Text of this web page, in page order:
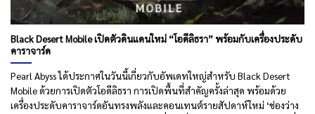
Black Desert Mobile เปิดตัวดินแดนใหม่ “โอดีลิธรา” พร้อมกับเครื่องประดับ
คาราจาร์ด
Pearl Abyss ได้ประกาศในวันนี้เกี่ยวกับอัพเดทใหญ่สำหรับ Black Desert
Mobile ด้วยการเปิดตัวโอดีลิธรา การเปิดพื้นที่สำคัญครั้งล่าสุด พร้อมด้วย
เครื่องประดับคาราจาร์ดอันทรงพลังและคอนเทนต์รายสัปดาห์ใหม่ ‘ช่องว่าง